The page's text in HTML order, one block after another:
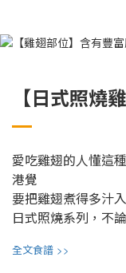
【日式照燒
愛吃雞翅的人懂這
港覺
要把雞翅煮得多汁
日式照燒系列，不
全文食譜 >>